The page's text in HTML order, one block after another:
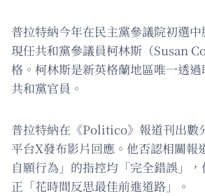
普拉特納今年在民主黨參議院初選
現任共和黨參議員柯林斯（Susan
格。柯林斯是新英格蘭地區唯一透
共和黨官員。
普拉特納在《Politico》報道刊出數
平台X發布影片回應。他否認相關報
自願行為」的指控均「完全錯誤」
正「花時間反思最佳前進道路」。